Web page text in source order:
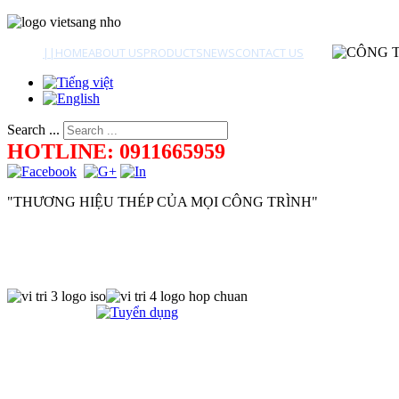
|| HOMEABOUT USPRODUCTSNEWSCONTACT US
Search ...
HOTLINE: 0911665959
"THƯƠNG HIỆU THÉP CỦA MỌI CÔNG TRÌNH"